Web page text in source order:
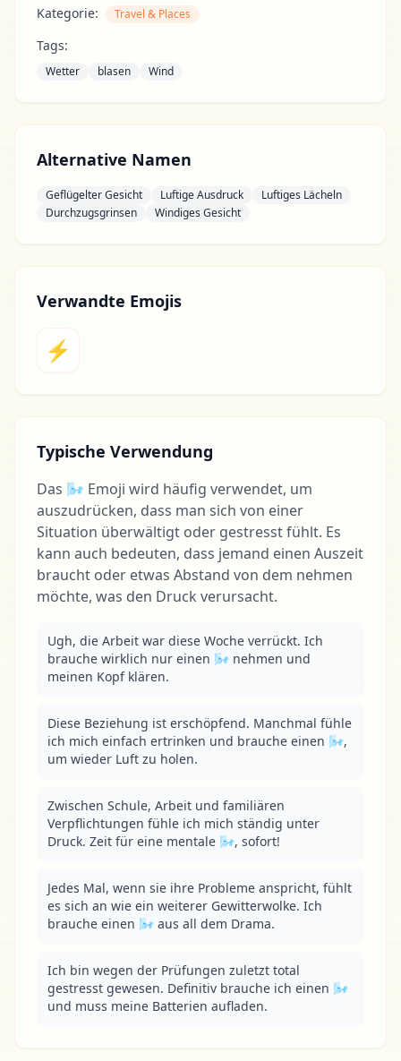
Kategorie: Travel & Places
Tags:
Wetter blasen Wind
Alternative Namen
Geflügelter Gesicht Luftige Ausdruck
Luftiges Lächeln
Durchzugsgrinsen
Windiges Gesicht
Verwandte Emojis
⚡
Typische Verwendung
Das 🌬 Emoji wird häufig verwendet, um
auszudrücken, dass man sich von einer
Situation überwältigt oder gestresst fühlt. Es
kann auch bedeuten, dass jemand einen Auszeit
braucht oder etwas Abstand von dem nehmen
möchte, was den Druck verursacht.
Ugh, die Arbeit war diese Woche verrückt. Ich
brauche wirklich nur einen 🌬 nehmen und
meinen Kopf klären.
Diese Beziehung ist erschöpfend. Manchmal fühle
ich mich einfach ertrinken und brauche einen 🌬,
um wieder Luft zu holen.
Zwischen Schule, Arbeit und familiären
Verpflichtungen fühle ich mich ständig unter
Druck. Zeit für eine mentale 🌬, sofort!
Jedes Mal, wenn sie ihre Probleme anspricht, fühlt
es sich an wie ein weiterer Gewitterwolke. Ich
brauche einen 🌬 aus all dem Drama.
Ich bin wegen der Prüfungen zuletzt total
gestresst gewesen. Definitiv brauche ich einen 🌬
und muss meine Batterien aufladen.